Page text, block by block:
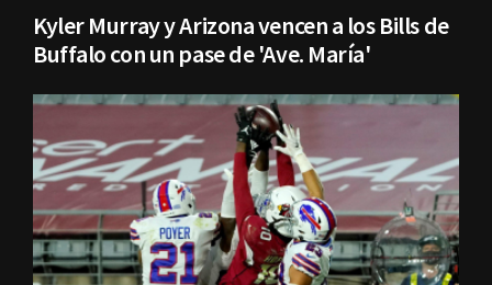
Kyler Murray y Arizona vencen a los Bills de
Buffalo con un pase de 'Ave. María'